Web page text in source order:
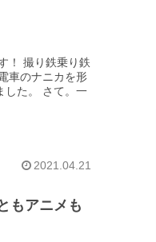
て。一
2021.04.21
もアニメも